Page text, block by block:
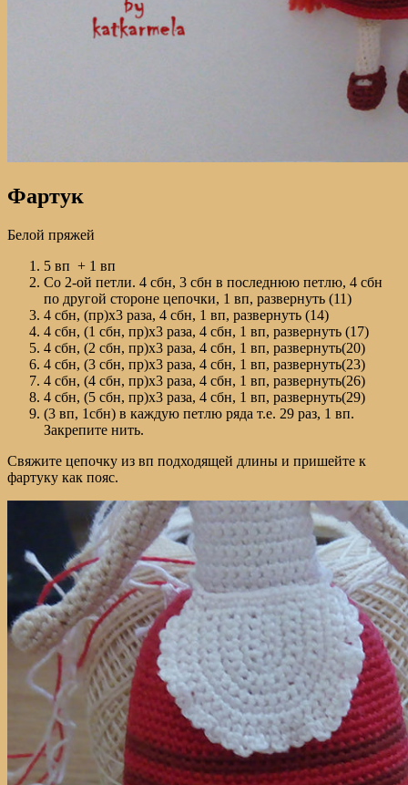
Фартук
Белой пряжей
5 вп + 1 вп
Со 2-ой петли. 4 сбн, 3 сбн в последнюю петлю, 4 сбн
по другой стороне цепочки, 1 вп, развернуть (11)
4 сбн, (пр)х3 раза, 4 сбн, 1 вп, развернуть (14)
4 сбн, (1 сбн, пр)х3 раза, 4 сбн, 1 вп, развернуть (17)
4 сбн, (2 сбн, пр)х3 раза, 4 сбн, 1 вп, развернуть(20)
4 сбн, (3 сбн, пр)х3 раза, 4 сбн, 1 вп, развернуть(23)
4 сбн, (4 сбн, пр)х3 раза, 4 сбн, 1 вп, развернуть(26)
4 сбн, (5 сбн, пр)х3 раза, 4 сбн, 1 вп, развернуть(29)
(3 вп, 1сбн) в каждую петлю ряда т.е. 29 раз, 1 вп.
Закрепите нить.
Свяжите цепочку из вп подходящей длины и пришейте к
фартуку как пояс.